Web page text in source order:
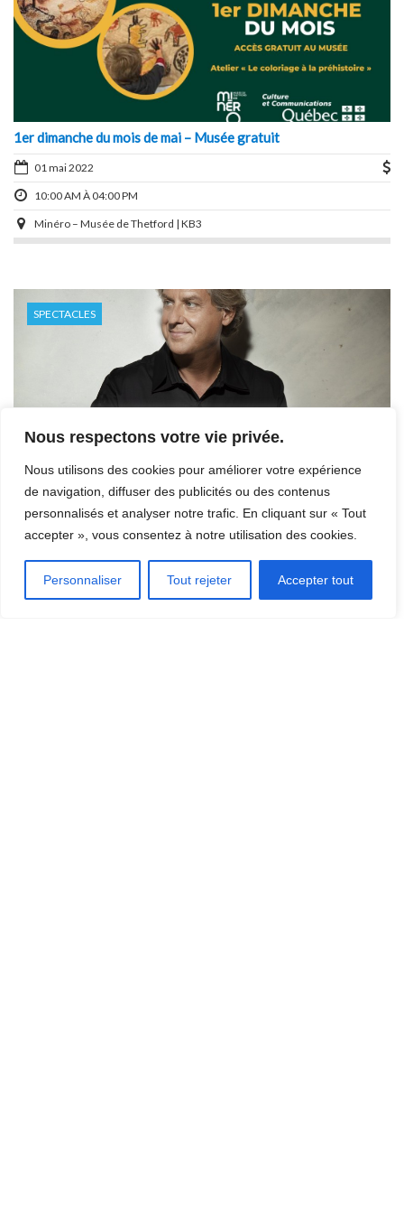
Nous respectons votre vie privée.
Nous utilisons des cookies pour améliorer votre expérience
de navigation, diffuser des publicités ou des contenus
personnalisés et analyser notre trafic. En cliquant sur « Tout
accepter », vous consentez à notre utilisation des cookies.
Personnaliser Tout rejeter Accepter tout
1er dimanche du mois de mai – Musée gratuit
01 mai 2022
10:00 AM À 04:00 PM
Minéro – Musée de Thetford | KB3
SPECTACLES
Alain Lefebvre – Opus 7
01 mai 2022
Débute à 07:00 PM